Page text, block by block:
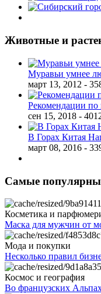
Животные и
Муравьи умнее
март 13, 2012 -
Рекомендации по
сен 15, 2018 -
В Горах Китая
март 08, 2016 -
Самые
Косметика и
Маска для мужчин от
Мода и покупки
Несколько правил
Космос и география
Во французских